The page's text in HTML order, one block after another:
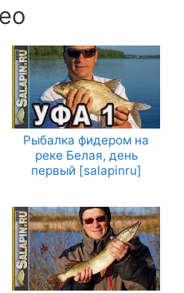
Рыбалка фидером на
реке Белая, день
первый [salapinru]